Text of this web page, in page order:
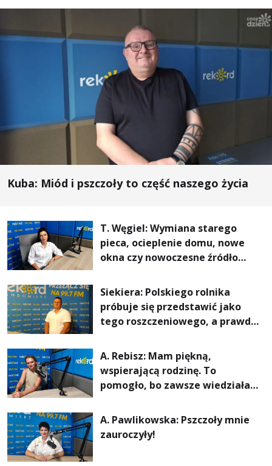
Kuba: Miód i pszczoły to część naszego życia
T. Węgiel: Wymiana starego
pieca, ocieplenie domu, nowe
okna czy nowoczesne źródło
rachunki za energię, lepszy
komfort życia i... czystsze
powietrze
Siekiera: Polskiego rolnika
próbuje się przedstawić jako
tego roszczeniowego, a prawda
A. Rebisz: Mam piękną,
wspierającą rodzinę. To
pomogło, bo zawsze wiedziałam,
najważniejsza
A. Pawlikowska: Pszczoły mnie
zauroczyły!